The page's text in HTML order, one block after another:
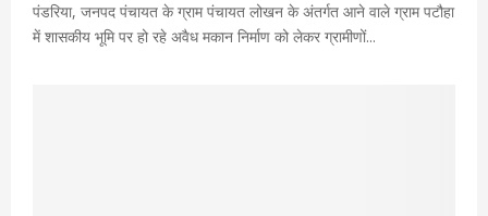
पंडरिया, जनपद पंचायत के ग्राम पंचायत लोखन के अंतर्गत आने वाले ग्राम पटौहा
में शासकीय भूमि पर हो रहे अवैध मकान निर्माण को लेकर ग्रामीणों...